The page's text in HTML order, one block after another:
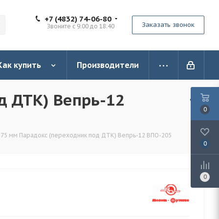
+7 (4832) 74-06-80
Звоните с 9:00 до 18:40 Заказать звонок
купить Производители
ДТК) Вепрь-12
75 мм Парадокс (переходник под ДТК) Вепрь-12 ВПО-205
0
0
0